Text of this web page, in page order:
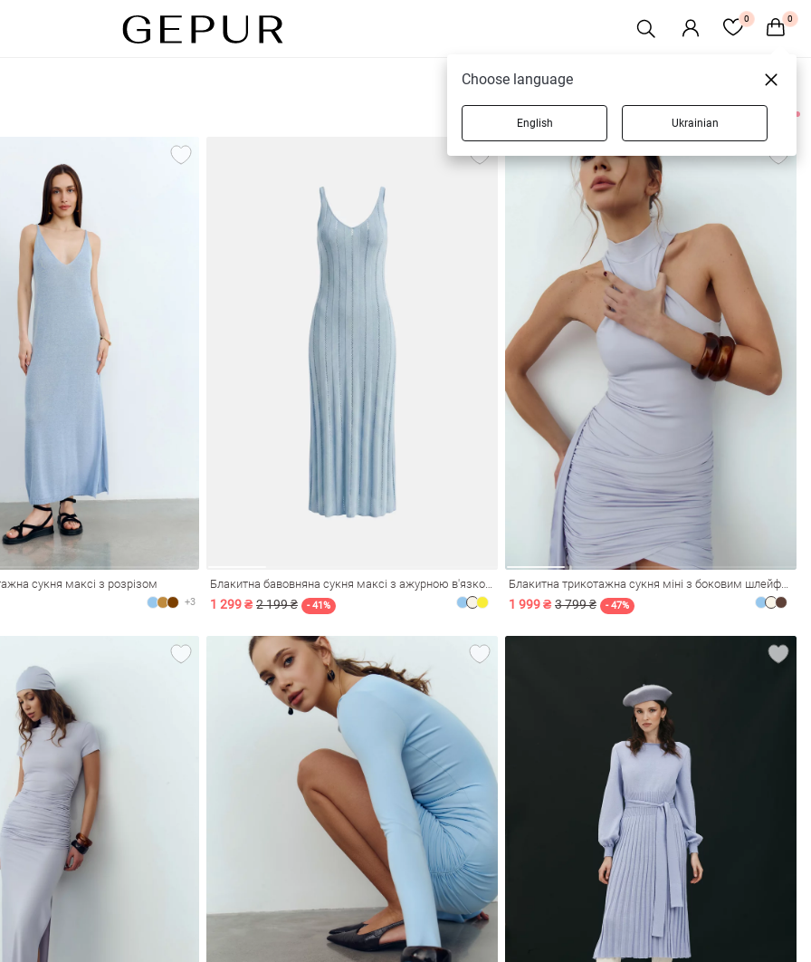
0 0
9 товарів
сукня максі з розрізом
+3
Блакитна бавовняна сукня максі з ажурною в'язкою
1 299 ₴ 2 199 ₴ - 41%
Блакитна трикотажна сукня міні з боковим шлейфом
1 999 ₴ 3 799 ₴ - 47%
Choose language
English Ukrainian